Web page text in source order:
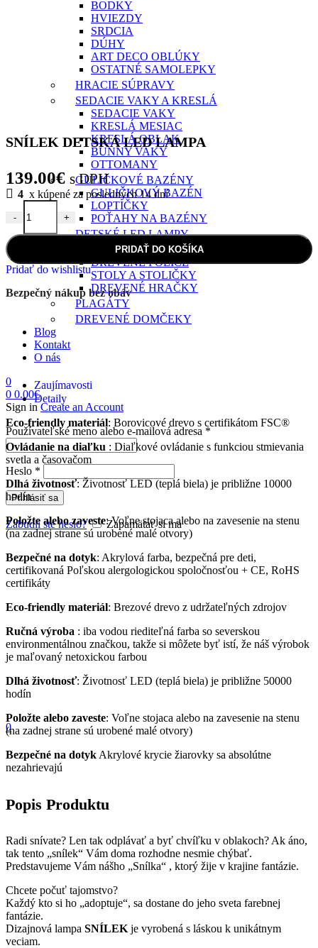
BODKY
HVIEZDY
SRDCIA
DÚHY
ART DECO OBLÚKY
OSTATNÉ SAMOLEPKY
HRACIE SÚPRAVY
SEDACIE VAKY A KRESLÁ
SEDACIE VAKY
KRESLÁ MESIAC
KRESLÁ OBLAK
BUNNY VAKY
OTTOMANY
GULIČKOVÉ BAZÉNY
GULIČKOVÝ BAZÉN
LOPTIČKY
POŤAHY NA BAZÉNY
DETSKÉ LED LAMPY
DIZAJNOVÝ INTERIÉR A DOPLNKY
DREVENÉ POLICE
STOLY A STOLIČKY
DREVENÉ HRAČKY
PLAGÁTY
DREVENÉ DOMČEKY
Blog
Kontakt
O nás
0
0 0.00€
Sign in Create an Account
Používateľské meno alebo e-mailová adresa *Povinné
Heslo *
Prihlásiť sa
Zabudli ste heslo? Zapamätať si ma
0
SNÍLEK DETSKÁ LED LAMPA
139.00€ s DPH
4 x kúpené za posledných 14 dní
-
množstvo SNÍLEK DETSKÁ LED LAMPA
+
PRIDAŤ DO KOŠÍKA
Pridať do wishlistu
Bezpečný nákup bez obáv
Zaujímavosti
Detaily
Eco-friendly materiál: Borovicové drevo s certifikátom FSC®
Ovládanie na diaľku : Diaľkové ovládanie s funkciou stmievania
svetla a časovačom
Dlhá životnosť: Životnosť LED (teplá biela) je približne 10000
hodín
Položte alebo zaveste: Voľne stojaca alebo na zavesenie na stenu
(na zadnej strane sú urobené malé otvory)
Bezpečné na dotyk: Akrylová farba, bezpečná pre deti,
certifikovaná Poľskou alergologickou spoločnosťou + CE, RoHS
certifikáty
Eco-friendly materiál: Brezové drevo z udržateľných zdrojov
Ručná výroba : iba vodou riediteľná farba so severskou
environmentálnou značkou, takže si môžete byť istí, že náš výrobok
je maľovaný netoxickou farbou
Dlhá životnosť: Životnosť LED (teplá biela) je približne 50000
hodín
Položte alebo zaveste: Voľne stojaca alebo na zavesenie na stenu
(na zadnej strane sú urobené malé otvory)
Bezpečné na dotyk Akrylové krycie žiarovky sa absolútne
nezahrievajú
Popis Produktu
Radi snívate? Len tak odplávať a byť chvíľku v oblakoch? Ak áno,
tak tento „snílek“ Vám doma rozhodne nesmie chýbať.
Predstavujeme Vám nášho „Snílka“ , ktorý žije v krajine fantázie.
Chcete počuť tajomstvo?
Každý kto si ho „adoptuje“, sa dostane do jeho sveta farebnej
fantázie.
Dizajnová lampa SNÍLEK je vyrobená s láskou k unikátnym
veciam.